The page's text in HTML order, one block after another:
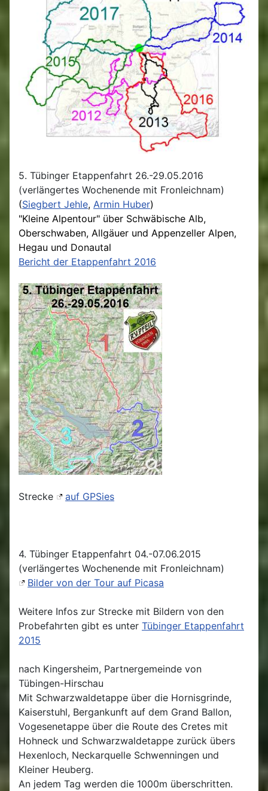
5. Tübinger Etappenfahrt 26.-29.05.2016
(verlängertes Wochenende mit Fronleichnam)
(Siegbert Jehle, Armin Huber)
"Kleine Alpentour" über Schwäbische Alb,
Oberschwaben, Allgäuer und Appenzeller Alpen,
Hegau und Donautal
Bericht der Etappenfahrt 2016
Strecke auf GPSies
4. Tübinger Etappenfahrt 04.-07.06.2015
(verlängertes Wochenende mit Fronleichnam)
Bilder von der Tour auf Picasa
Weitere Infos zur Strecke mit Bildern von den
Probefahrten gibt es unter Tübinger Etappenfahrt
2015
nach Kingersheim, Partnergemeinde von
Tübingen-Hirschau
Mit Schwarzwaldetappe über die Hornisgrinde,
Kaiserstuhl, Bergankunft auf dem Grand Ballon,
Vogesenetappe über die Route des Cretes mit
Hohneck und Schwarzwaldetappe zurück übers
Hexenloch, Neckarquelle Schwenningen und
Kleiner Heuberg.
An jedem Tag werden die 1000m überschritten.